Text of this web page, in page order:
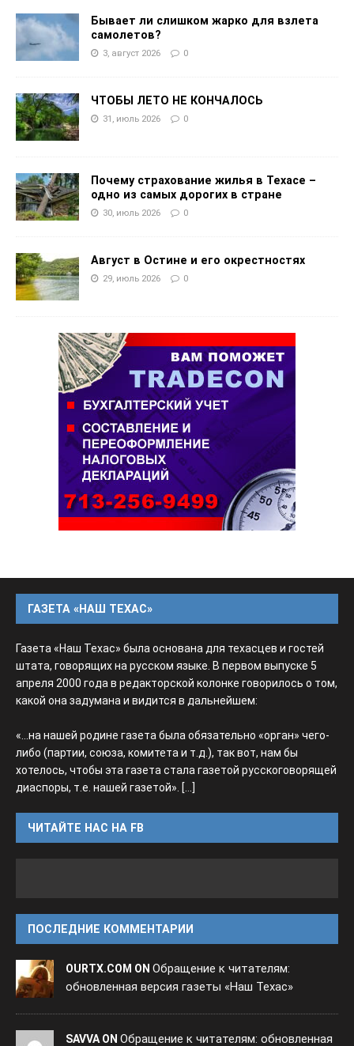
Бывает ли слишком жарко для взлета
самолетов?
3, август 2026 0
ЧТОБЫ ЛЕТО НЕ КОНЧАЛОСЬ
31, июль 2026 0
Почему страхование жилья в Техасе –
одно из самых дорогих в стране
30, июль 2026 0
Август в Остине и его окрестностях
29, июль 2026 0
ГАЗЕТА «НАШ ТЕХАС»
Газета «Наш Техас» была основана для техасцев и гостей
штата, говорящих на русском языке. В первом выпуске 5
апреля 2000 года в редакторской колонке говорилось о том,
какой она задумана и видится в дальнейшем:
«...на нашей родине газета была обязательно «орган» чего-
либо (партии, союза, комитета и т.д.), так вот, нам бы
хотелось, чтобы эта газета стала газетой русскоговорящей
диаспоры, т.е. нашей газетой». [...]
ЧИТАЙТЕ НАС НА FB
ПОСЛЕДНИЕ КОММЕНТАРИИ
OURTX.COM ON Обращение к читателям:
обновленная версия газеты «Наш Техас»
SAVVA ON Обращение к читателям: обновленная